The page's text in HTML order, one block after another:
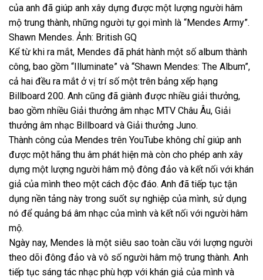
của anh đã giúp anh xây dựng được một lượng người hâm
mộ trung thành, những người tự gọi mình là “Mendes Army”.
Shawn Mendes. Ảnh: British GQ
Kể từ khi ra mắt, Mendes đã phát hành một số album thành
công, bao gồm “Illuminate” và “Shawn Mendes: The Album”,
cả hai đều ra mắt ở vị trí số một trên bảng xếp hạng
Billboard 200. Anh cũng đã giành được nhiều giải thưởng,
bao gồm nhiều Giải thưởng âm nhạc MTV Châu Âu, Giải
thưởng âm nhạc Billboard và Giải thưởng Juno.
Thành công của Mendes trên YouTube không chỉ giúp anh
được một hãng thu âm phát hiện mà còn cho phép anh xây
dựng một lượng người hâm mộ đông đảo và kết nối với khán
giả của mình theo một cách độc đáo. Anh đã tiếp tục tận
dụng nền tảng này trong suốt sự nghiệp của mình, sử dụng
nó để quảng bá âm nhạc của mình và kết nối với người hâm
mộ.
Ngày nay, Mendes là một siêu sao toàn cầu với lượng người
theo dõi đông đảo và vô số người hâm mộ trung thành. Anh
tiếp tục sáng tác nhạc phù hợp với khán giả của mình và